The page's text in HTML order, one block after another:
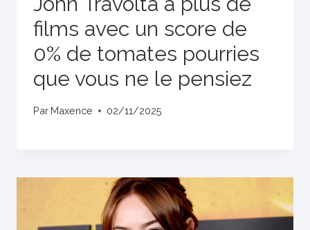
films avec un score de
0% de tomates pourries
que vous ne le pensiez
Par Maxence 02/11/2025